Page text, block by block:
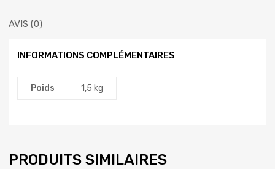
AVIS (0)
INFORMATIONS COMPLÉMENTAIRES
Poids 1,5 kg
PRODUITS SIMILAIRES